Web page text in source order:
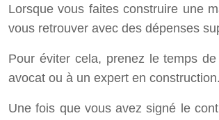
Lorsque vous faites construire une
vous retrouver avec des dépenses
Pour éviter cela, prenez le temps
avocat ou à un expert en construction.
Une fois que vous avez signé le